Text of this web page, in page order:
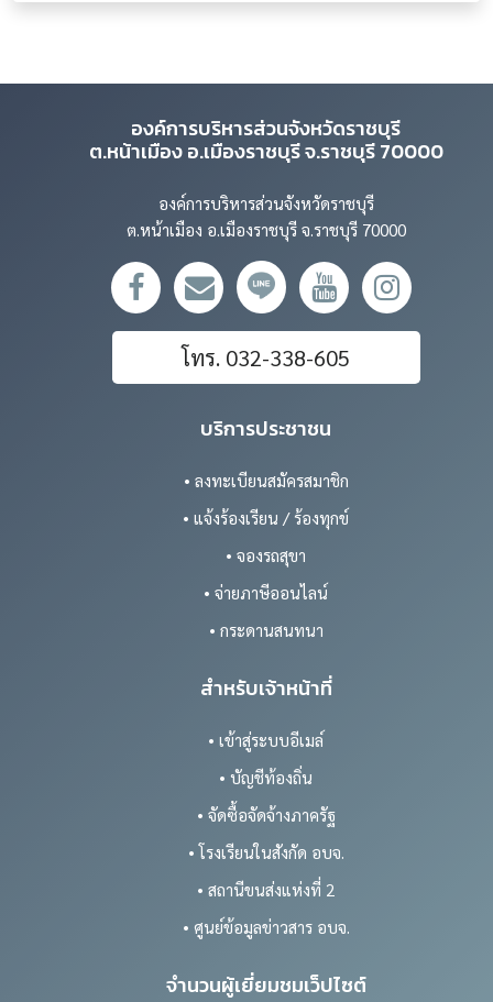
องค์การบริหารส่วนจังหวัดราชบุรี
ต.หน้าเมือง อ.เมืองราชบุรี จ.ราชบุรี 70000
องค์การบริหารส่วนจังหวัดราชบุรี
ต.หน้าเมือง อ.เมืองราชบุรี จ.ราชบุรี 70000
โทร. 032-338-605
บริการประชาชน
• ลงทะเบียนสมัครสมาชิก
• แจ้งร้องเรียน / ร้องทุกข์
• จองรถสุขา
• จ่ายภาษีออนไลน์
• กระดานสนทนา
สำหรับเจ้าหน้าที่
• เข้าสู่ระบบอีเมล์
• บัญชีท้องถิ่น
• จัดซื้อจัดจ้างภาครัฐ
• โรงเรียนในสังกัด อบจ.
• สถานีขนส่งแห่งที่ 2
• ศูนย์ข้อมูลข่าวสาร อบจ.
จำนวนผู้เยี่ยมชมเว็ปไซต์